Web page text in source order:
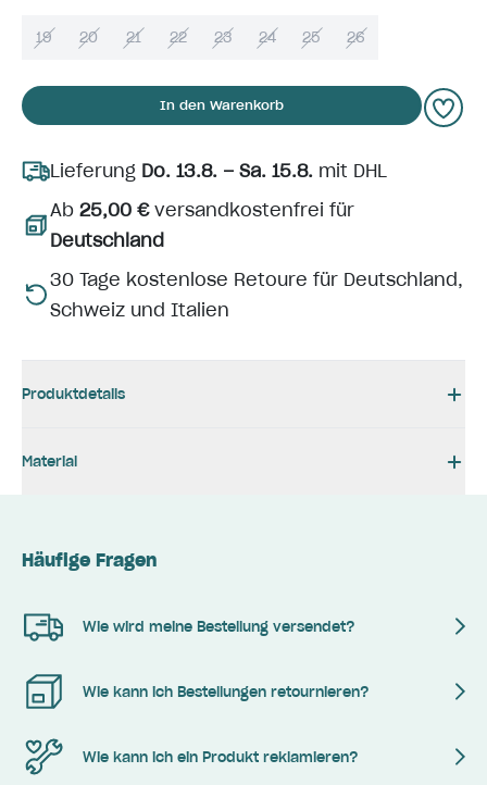
19 20 21 22 23 24 25 26
In den Warenkorb
Lieferung Do. 13.8. – Sa. 15.8. mit DHL
Ab 25,00 €versandkostenfrei für
Deutschland
30 Tage kostenlose Retoure für Deutschland,
Schweiz und Italien
Produktdetails
Material
Häufige Fragen
Wie wird meine Bestellung versendet?
Wie kann ich Bestellungen retournieren?
Wie kann ich ein Produkt reklamieren?